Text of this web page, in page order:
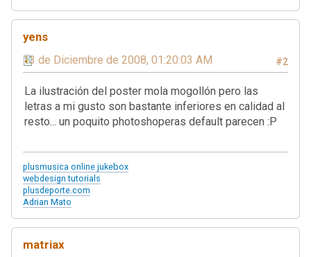
yens
#2
13 de Diciembre de 2008, 01:20:03 AM
La ilustración del poster mola mogollón pero las
letras a mi gusto son bastante inferiores en calidad al
resto... un poquito photoshoperas default parecen :P
plusmusica online jukebox
webdesign tutorials
plusdeporte.com
Adrian Mato
matriax